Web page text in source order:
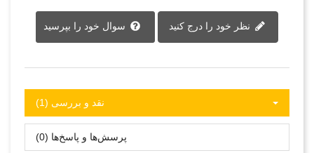
سوال خود را بپرسید
نقد و بررسی‌‌ (1)
پرسش‌ها و پاسخ‌ها (0)